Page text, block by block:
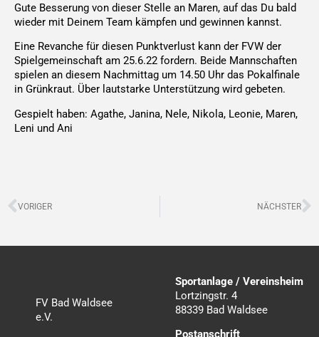
Gute Besserung von dieser Stelle an Maren, auf das Du bald
wieder mit Deinem Team kämpfen und gewinnen kannst.
Eine Revanche für diesen Punktverlust kann der FVW der
Spielgemeinschaft am 25.6.22 fordern. Beide Mannschaften
spielen an diesem Nachmittag um 14.50 Uhr das Pokalfinale
in Grünkraut. Über lautstarke Unterstützung wird gebeten.
Gespielt haben: Agathe, Janina, Nele, Nikola, Leonie, Maren,
Leni und Ani
Zurück
VORIGER NÄCHSTER
FV Bad Waldsee
e.V.
Sportanlage / Vereinsheim
Lortzingstr. 4
88339 Bad Waldsee
Postanschrift